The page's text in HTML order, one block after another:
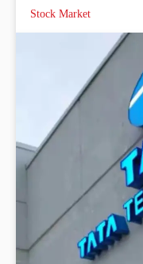
Stock Market